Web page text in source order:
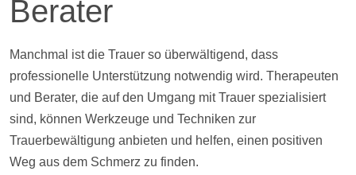
Berater
Manchmal ist die Trauer so überwältigend, dass
professionelle Unterstützung notwendig wird. Therapeuten
und Berater, die auf den Umgang mit Trauer spezialisiert
sind, können Werkzeuge und Techniken zur
Trauerbewältigung anbieten und helfen, einen positiven
Weg aus dem Schmerz zu finden.